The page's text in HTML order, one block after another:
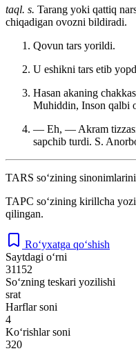
taql. s. Tarang yoki qattiq
chiqadigan ovozni bildiradi.
Qovun tars yorildi.
U eshikni tars etib
Hasan akaning
Muhiddin, Inson qalbi
— Eh, — Akram
sapchib turdi. S.
TARS so‘zining sinonimlarini
ТАРС so‘zining kirillcha
qilingan.
Ro‘yxatga qo‘shish
Saytdagi o‘rni
31152
So‘zning teskari yozilishi
srat
Harflar soni
4
Ko‘rishlar soni
320